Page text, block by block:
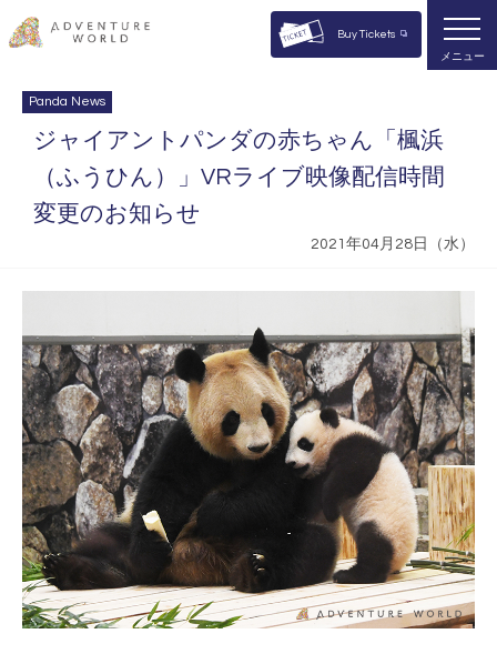
Buy Tickets
メニュー
Panda News
ジャイアントパンダの赤ちゃん「楓浜
（ふうひん）」VRライブ映像配信時間
変更のお知らせ
2021年04月28日（水）